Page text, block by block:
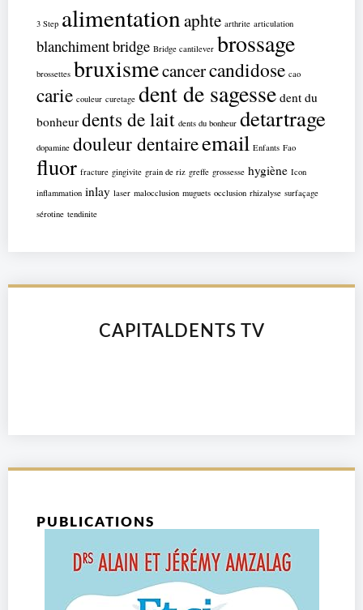
3 Step alimentation aphte arthrite articulation
blanchimentbridge Bridge cantilever brossage
brossettes bruxismecancercandidose cao
carie couleur curetage dent de sagesse dent du
bonheur dents de lait dents du bonheur detartrage
dopamine douleur dentaireemail Enfants Fao
fluor fracture gingivite grain de riz greffe grossesse hygiène Icon
inflammation inlay laser malocclusion muguets occlusion rhizalyse surfaçage
sérotine tendinite
CAPITALDENTS TV
PUBLICATIONS